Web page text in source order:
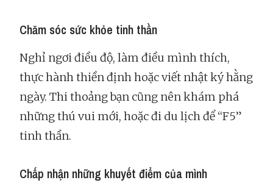
Chăm sóc sức khỏe tinh thần
Nghỉ ngơi điều độ, làm điều mình thích,
thực hành thiền định hoặc viết nhật ký hằng
ngày. Thi thoảng bạn cũng nên khám phá
những thú vui mới, hoặc đi du lịch để “F5”
tinh thần.
Chấp nhận những khuyết điểm của mình